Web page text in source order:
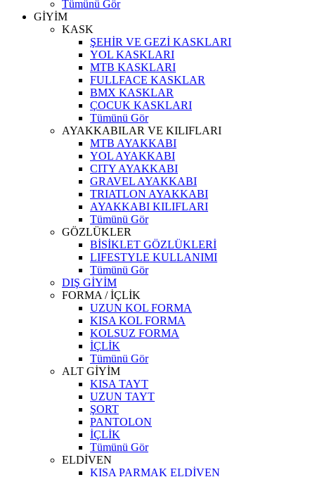
Tümünü Gör
GİYİM
KASK
ŞEHİR VE GEZİ KASKLARI
YOL KASKLARI
MTB KASKLARI
FULLFACE KASKLAR
BMX KASKLAR
ÇOCUK KASKLARI
Tümünü Gör
AYAKKABILAR VE KILIFLARI
MTB AYAKKABI
YOL AYAKKABI
CITY AYAKKABI
GRAVEL AYAKKABI
TRIATLON AYAKKABI
AYAKKABI KILIFLARI
Tümünü Gör
GÖZLÜKLER
BİSİKLET GÖZLÜKLERİ
LIFESTYLE KULLANIMI
Tümünü Gör
DIŞ GİYİM
FORMA / İÇLİK
UZUN KOL FORMA
KISA KOL FORMA
KOLSUZ FORMA
İÇLİK
Tümünü Gör
ALT GİYİM
KISA TAYT
UZUN TAYT
ŞORT
PANTOLON
İÇLİK
Tümünü Gör
ELDİVEN
KISA PARMAK ELDİVEN